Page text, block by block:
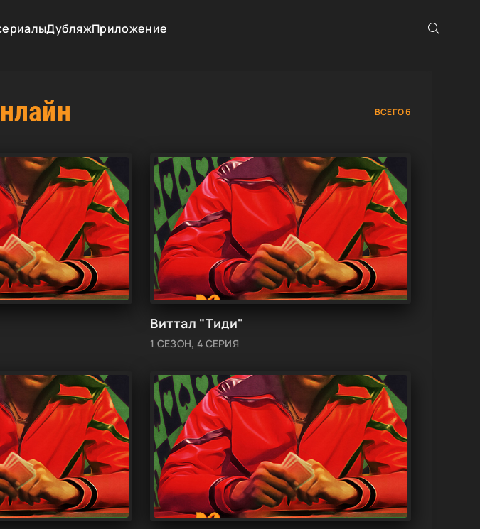
ДубляжПриложение
ВСЕГО 6
Виттал "Тиди"
1 СЕЗОН, 4 СЕРИЯ